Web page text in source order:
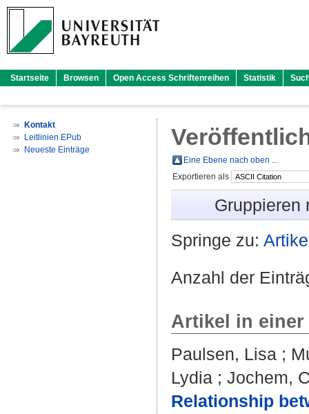
Startseite Browsen Open Access Schriftenreihen Statistik
Kontakt
Leitlinien EPub
Neueste Einträge
Eine Ebene nach oben ...
Exportieren als
Gruppieren
Springe zu:
Anzahl der
Artikel in
Paulsen, Lisa ;
Lydia ; Jochem,
Relationship